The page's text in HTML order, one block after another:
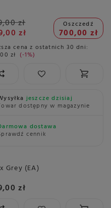
zł
zł
Oszczedź
700,00 zł
cena z ostatnich 30 dni:
zł -1%
jeszcze dzisiaj
dostępny w magazynie
dostawa
cennik
Grey (EA)
zł